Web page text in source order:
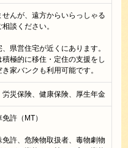
せんが、遠方からいらっしゃる
談ください。
県営住宅が近くにあります。
極的に移住・定住の支援をし
家バンクも利用可能です。
労災保険、健康保険、厚生年金
許（MT）
許、危険物取扱者、毒物劇物